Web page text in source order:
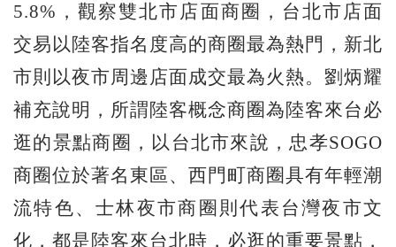
5.8%，觀察雙北市店面商圈，台北市店面
交易以陸客指名度高的商圈最為熱門，新北
市則以夜市周邊店面成交最為火熱。劉炳耀
補充說明，所謂陸客概念商圈為陸客來台必
逛的景點商圈，以台北市來說，忠孝SOGO
商圈位於著名東區、西門町商圈具有年輕潮
流特色、士林夜市商圈則代表台灣夜市文
化，都是陸客來台北時，必逛的重要景點，